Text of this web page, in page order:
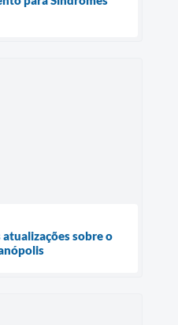
sobre o